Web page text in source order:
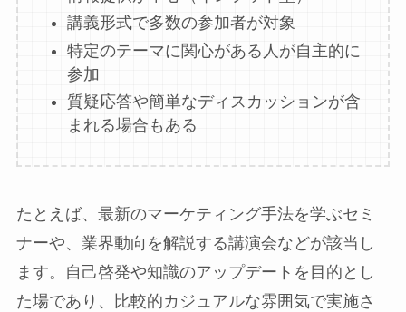
講義形式で多数の参加者が対象
特定のテーマに関心がある人が自主的に
参加
質疑応答や簡単なディスカッションが含
まれる場合もある
たとえば、最新のマーケティング手法を学ぶセミ
ナーや、業界動向を解説する講演会などが該当し
ます。自己啓発や知識のアップデートを目的とし
た場であり、比較的カジュアルな雰囲気で実施さ